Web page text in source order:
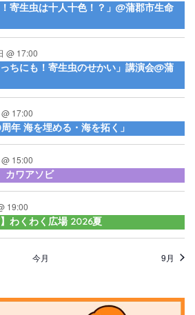
寄生虫は十人十色！？」@蒲郡市生命
@ 17:00
ちにも！寄生虫のせかい」講演会@蒲
17:00
年 海を埋める・海を拓く」
15:00
カワアソビ
19:00
わくわく広場 2026夏
今月 9月